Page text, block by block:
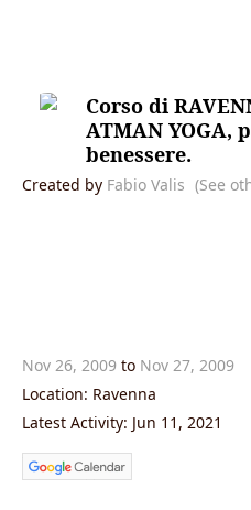
Corso di
ATMAN YOGA,
benessere.
Created by Fabio Valis (See
Nov 26, 2009 to Nov 27, 2009
Location: Ravenna
Latest Activity: Jun 11, 2021